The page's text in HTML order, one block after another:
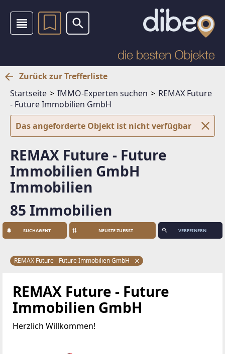
Zurück zur Trefferliste
Startseite
IMMO-Experten suchen
REMAX Future
- Future Immobilien GmbH
Das angeforderte Objekt ist nicht verfügbar
REMAX Future - Future
Immobilien GmbH
Immobilien
85 Immobilien
SUCHAGENT VERFEINERN
REMAX Future - Future Immobilien GmbH
REMAX Future - Future
Immobilien GmbH
Herzlich Willkommen!